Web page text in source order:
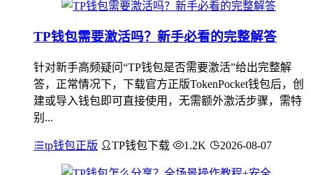
TP钱包需要激活吗？新手必看的完整解答
针对新手高频疑问“TP钱包是否需要激活”给出完整解
答，正常情况下，下载官方正版TokenPocket钱包后，创
建或导入钱包即可直接使用，无需额外激活步骤，需特
别...
tp钱包正版 TP钱包下载 1.2K 2026-08-07